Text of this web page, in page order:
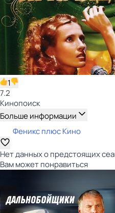
1
7.2
Кинопоиск
Больше информации
Феникс плюс Кино
Нет данных о предстоящих
Вам может понравиться